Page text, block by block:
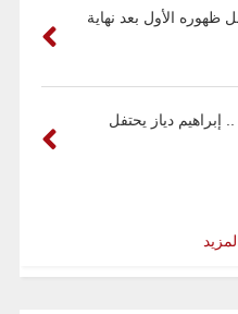
ظهوره الأول بعد نهاية
إبراهيم دياز يحتفل